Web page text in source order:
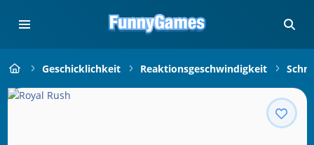
Geschicklichkeit Reaktionsgeschwindigkeit